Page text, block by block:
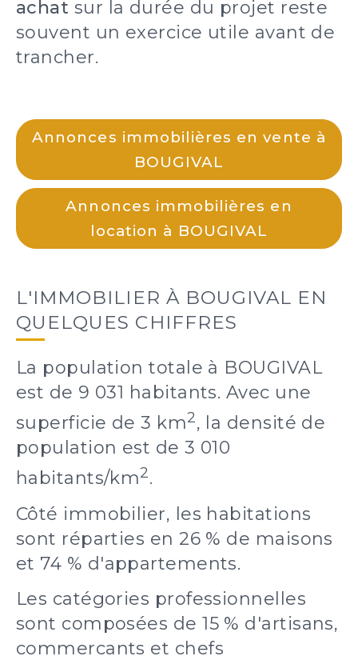
achat sur la durée du projet reste
souvent un exercice utile avant de
trancher.
Annonces immobilières en vente à
BOUGIVAL
Annonces immobilières en
location à BOUGIVAL
L'IMMOBILIER À BOUGIVAL EN
QUELQUES CHIFFRES
La population totale à BOUGIVAL
est de 9 031 habitants. Avec une
superficie de 3 km2, la densité de
population est de 3 010
habitants/km2.
Côté immobilier, les habitations
sont réparties en 26 % de maisons
et 74 % d'appartements.
Les catégories professionnelles
sont composées de 15 % d'artisans,
commercants et chefs